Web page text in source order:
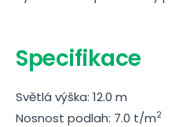
Specifikace
Světlá výška: 12.0 m
Nosnost podlah: 7.0 t/m2